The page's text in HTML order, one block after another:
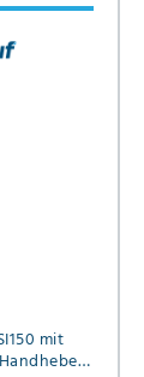
mit